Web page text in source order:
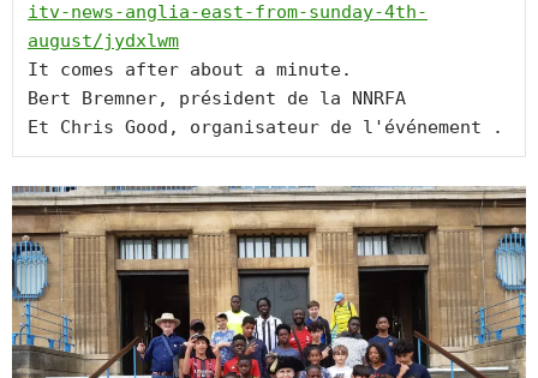
itv-news-anglia-east-from-sunday-4th-
august/jydxlwm
It comes after about a minute.
Bert Bremner, président de la NNRFA
Et Chris Good, organisateur de l'événement .